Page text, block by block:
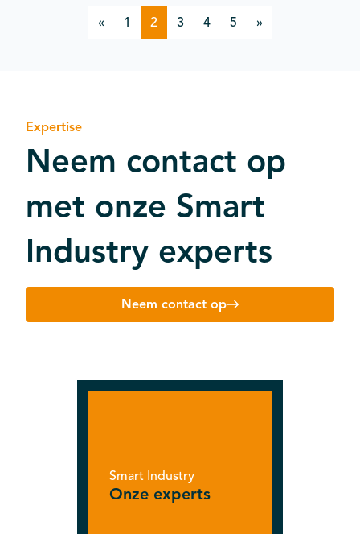
« 1 2 3 4 5 »
Expertise
Neem contact op
met onze Smart
Industry experts
Neem contact op
Smart Industry
Onze experts